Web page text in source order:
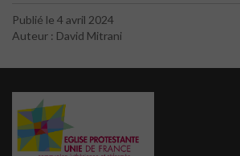
Publié le 4 avril 2024
Auteur : David Mitrani